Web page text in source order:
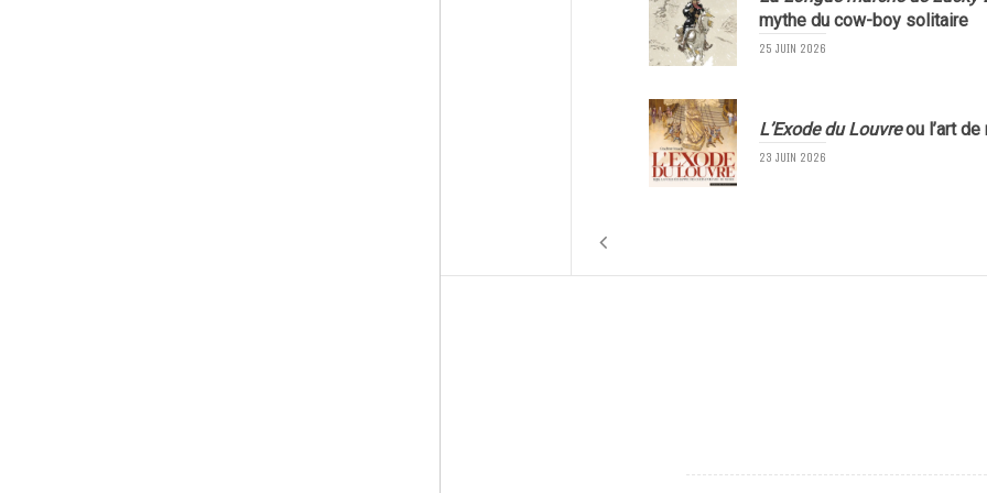
mythe du cow-boy solitaire
25 JUIN 2026
L’Exode du Louvreou l’art
23 JUIN 2026